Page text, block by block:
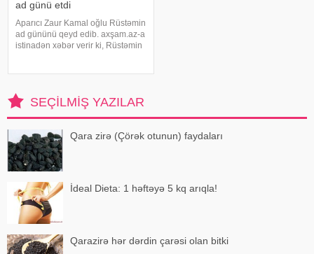
ad günü etdi
Aparıcı Zaur Kamal oğlu Rüstəmin
ad gününü qeyd edib. axşam.az-a
istinadən xəbər verir ki, Rüstəmin
SEÇILMIŞ YAZILAR
Qara zirə (Çörək otunun) faydaları
İdeal Dieta: 1 həftəyə 5 kq arıqla!
Qarazirə hər dərdin çarəsi olan bitki